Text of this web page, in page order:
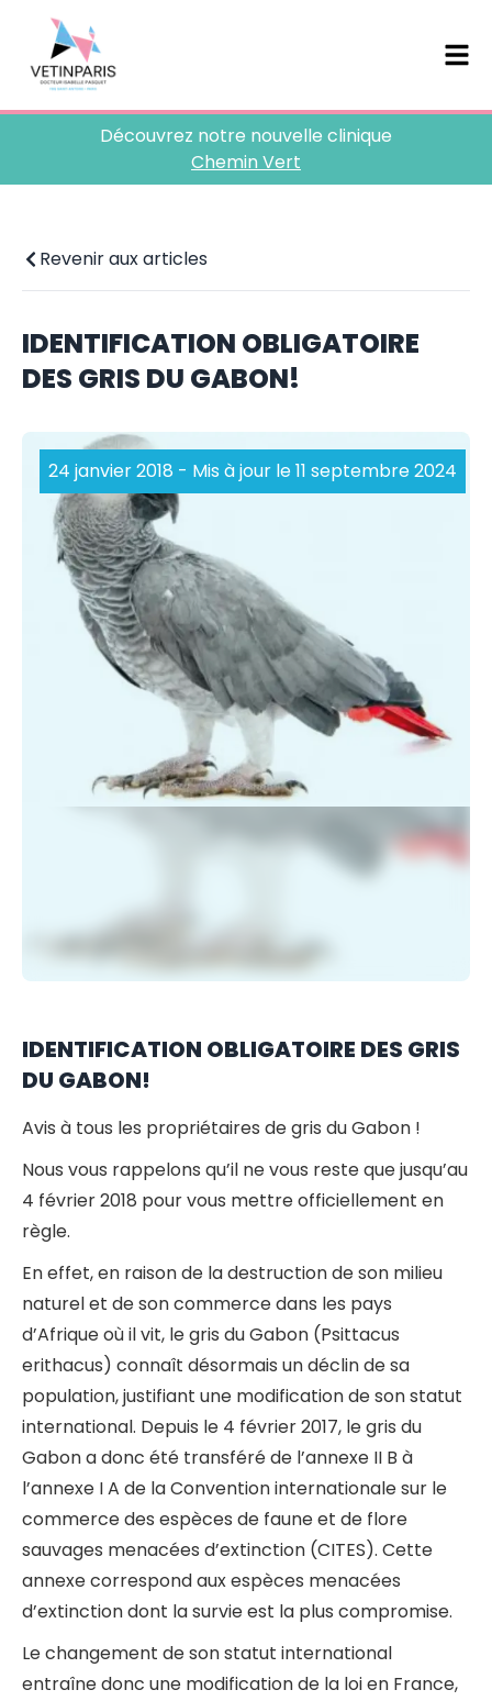
Découvrez notre nouvelle clinique
Chemin Vert
Revenir aux articles
IDENTIFICATION OBLIGATOIRE
DES GRIS DU GABON!
24 janvier 2018 - Mis à jour le 11 septembre 2024
IDENTIFICATION OBLIGATOIRE DES GRIS
DU GABON!
Avis à tous les propriétaires de gris du Gabon !
Nous vous rappelons qu’il ne vous reste que jusqu’au
4 février 2018 pour vous mettre officiellement en
règle.
En effet, en raison de la destruction de son milieu
naturel et de son commerce dans les pays
d’Afrique où il vit, le gris du Gabon (Psittacus
erithacus) connaît désormais un déclin de sa
population, justifiant une modification de son statut
international. Depuis le 4 février 2017, le gris du
Gabon a donc été transféré de l’annexe II B à
l’annexe I A de la Convention internationale sur le
commerce des espèces de faune et de flore
sauvages menacées d’extinction (CITES). Cette
annexe correspond aux espèces menacées
d’extinction dont la survie est la plus compromise.
Le changement de son statut international
entraîne donc une modification de la loi en France,